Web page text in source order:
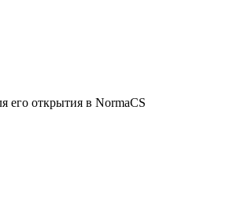
его открытия в NormaCS